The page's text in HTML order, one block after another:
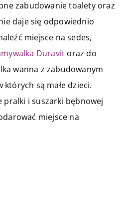
zabudowanie toalety oraz
daje się odpowiednio
miejsce na sedes,
Duravit oraz do
wanna z zabudowanym
są małe dzieci.
pralki i suszarki bębnowej
miejsce na